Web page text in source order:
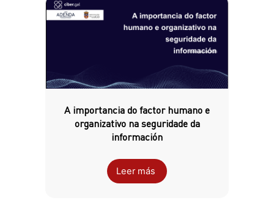
A importancia do factor humano e
organizativo na seguridade da
información
Leer más